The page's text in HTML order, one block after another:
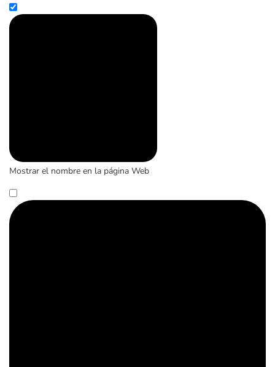
Mostrar el nombre en la página Web